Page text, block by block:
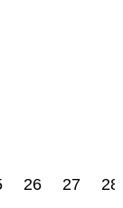
26 27 28